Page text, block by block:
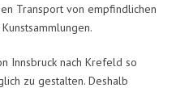
Transport von empfindlichen
Innsbruck nach Krefeld so
zu gestalten. Deshalb